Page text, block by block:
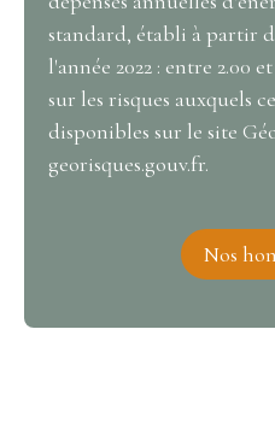
standard, établi à partir
l'année 2022 : entre 2.00
sur les risques auxquels
disponibles sur le site
georisques.gouv.fr.
Nos